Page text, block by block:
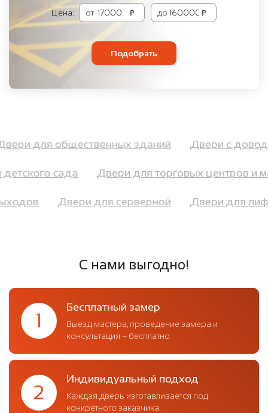
Цена: от ₽ до ₽
Подобрать
Двери для общественных зданий Двери с
сада Двери для торговых центров и
Двери для серверной Двери для
С нами выгодно!
1
Бесплатный замер
Выезд мастера, проведение замера и
консультация – бесплатно
2
Индивидуальный подход
Каждая дверь изготавливается под
конкретного заказчика